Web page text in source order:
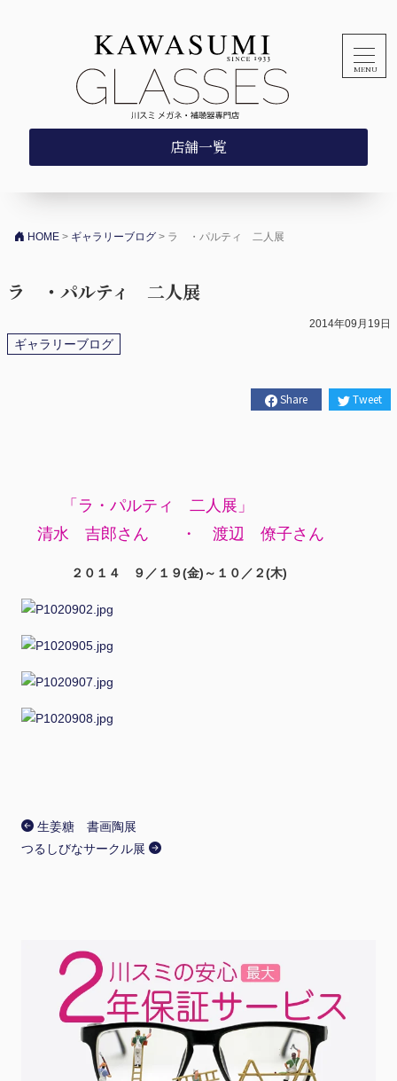
店舗一覧
HOME > ギャラリーブログ > ラ ・パルティ 二人展
ラ ・パルティ 二人展
2014年09月19日
ギャラリーブログ
Share Tweet
「ラ・パルティ 二人展」
清水 吉郎さん ・ 渡辺 僚子さん
２０１４ ９／１９(金)～１０／２(木)
生姜糖 書画陶展
つるしびなサークル展